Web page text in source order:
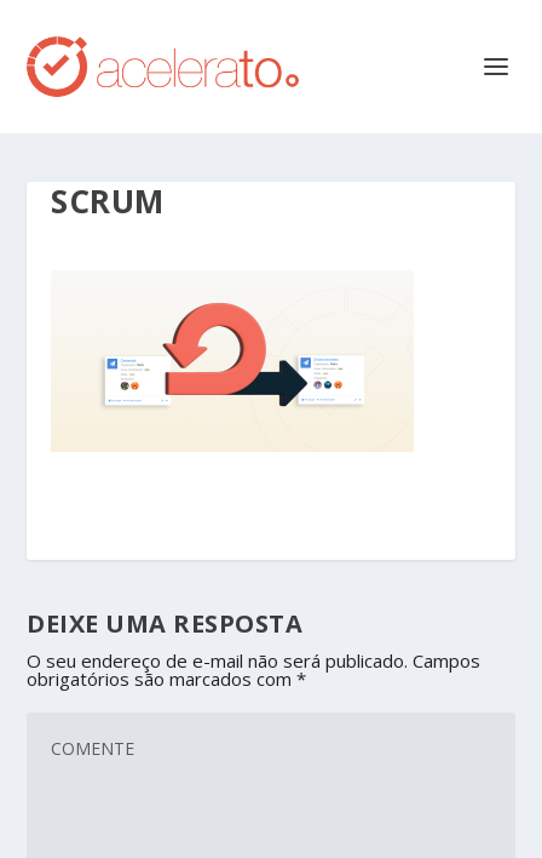
SCRUM
DEIXE UMA RESPOSTA
O seu endereço de e-mail não será publicado. Campos
obrigatórios são marcados com*